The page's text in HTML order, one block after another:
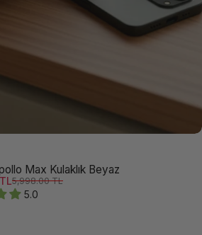
Max Kulaklık Beyaz
5,998.00 TL
5.0
Ne